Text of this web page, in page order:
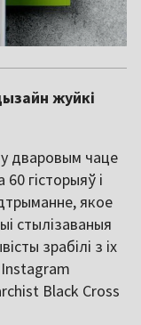
жуйкі
дваровым чаце
гісторыяў і
якое
стылізаваныя
зрабілі з іх
Black Cross